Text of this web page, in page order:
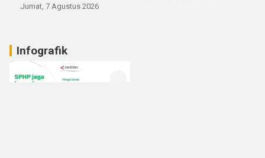
Jumat, 7 Agustus 2026
Infografik